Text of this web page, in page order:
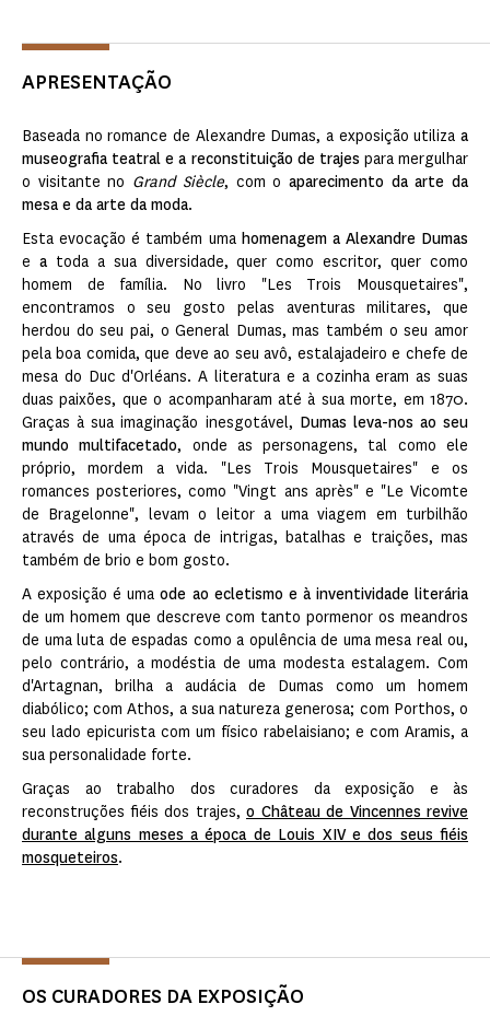
APRESENTAÇÃO
Baseada no romance de Alexandre Dumas, a exposição utiliza a
museografia teatral e a reconstituição de trajes para mergulhar
o visitante no Grand Siècle, com o aparecimento da arte da
mesa e da arte da moda.
Esta evocação é também uma homenagem a Alexandre Dumas
e atoda a sua diversidade, quer como escritor, quer como
homem de família. No livro "Les Trois Mousquetaires",
encontramos o seu gosto pelas aventuras militares, que
herdou do seu pai, o General Dumas, mas também o seu amor
pela boa comida, que deve ao seu avô, estalajadeiro e chefe de
mesa do Duc d'Orléans. A literatura e a cozinha eram as suas
duas paixões, que o acompanharam até à sua morte, em 1870.
Graças à sua imaginação inesgotável, Dumas leva-nos ao seu
mundo multifacetado, onde as personagens, tal como ele
próprio, mordem a vida. "Les Trois Mousquetaires" e os
romances posteriores, como "Vingt ans après" e "Le Vicomte
de Bragelonne", levam o leitor a uma viagem em turbilhão
através de uma época de intrigas, batalhas e traições, mas
também de brio e bom gosto.
A exposição é uma ode ao ecletismo e à inventividade literária
de um homem que descreve com tanto pormenor os meandros
de uma luta de espadas como a opulência de uma mesa real ou,
pelo contrário, a modéstia de uma modesta estalagem. Com
d'Artagnan, brilha a audácia de Dumas como um homem
diabólico; com Athos, a sua natureza generosa; com Porthos, o
seu lado epicurista com um físico rabelaisiano; e com Aramis, a
sua personalidade forte.
Graças ao trabalho dos curadores da exposição e às
reconstruções fiéis dos trajes, o Château de Vincennes revive
durante alguns meses a época de Louis XIV e dos seus fiéis
mosqueteiros.
OS CURADORES DA EXPOSIÇÃO